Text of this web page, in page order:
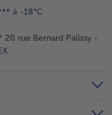
à -18°C
rue Bernard Palissy -